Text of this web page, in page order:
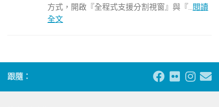
方式，開啟『全程式支援分割視窗』與『...閱讀
全文
跟隨：